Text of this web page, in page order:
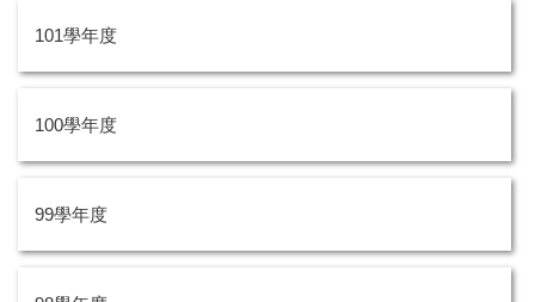
101學年度
100學年度
99學年度